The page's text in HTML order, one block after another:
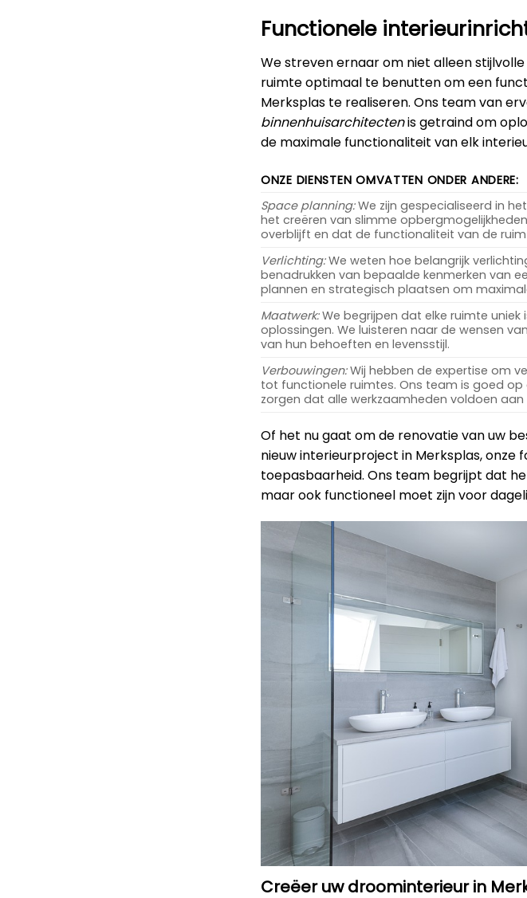
Functionele
We streven ernaar om niet alleen
ruimte optimaal te benutten om een
Merksplas te realiseren. Ons team van
binnenhuisarchitectenis getraind om
de maximale functionaliteit van elk
ONZE DIENSTEN OMVATTEN ONDER ANDERE:
Space planning:We zijn gespecialiseerd in
het creëren van slimme
overblijft en dat de functionaliteit van de
Verlichting:We weten hoe belangrijk
benadrukken van bepaalde kenmerken van
plannen en strategisch plaatsen om
Maatwerk:We begrijpen dat elke ruimte
oplossingen. We luisteren naar de wensen
van hun behoeften en levensstijl.
Verbouwingen:Wij hebben de expertise om
tot functionele ruimtes. Ons team is goed
zorgen dat alle werkzaamheden voldoen
Of het nu gaat om de renovatie van uw
nieuw interieurproject in Merksplas,
toepasbaarheid. Ons team begrijpt dat
maar ook functioneel moet zijn voor
Creëer uw droominterieur in